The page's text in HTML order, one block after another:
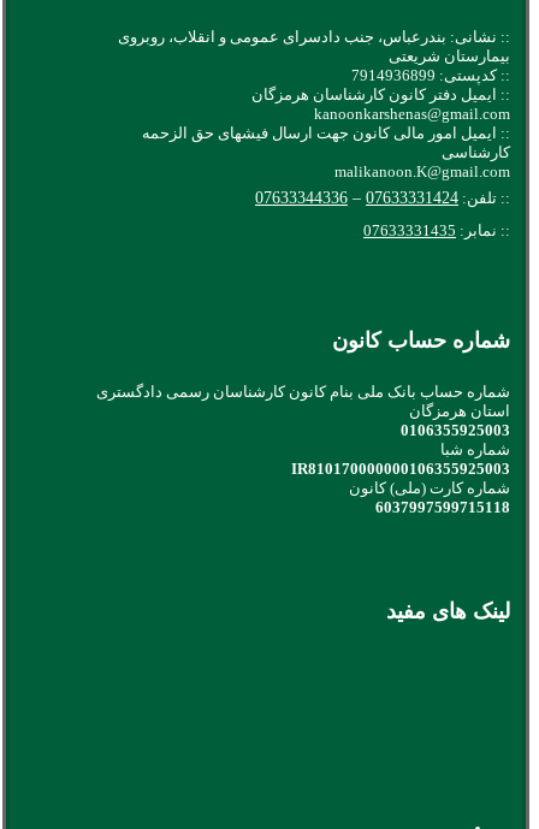
:: نشانی: بندرعباس، جنب دادسرای عمومی و انقلاب، روبروی
بیمارستان شریعتی
:: کدپستی: 7914936899
:: ایمیل دفتر کانون کارشناسان هرمزگان
kanoonkarshenas@gmail.com
:: ایمیل امور مالی کانون جهت ارسال فیشهای حق الزحمه
کارشناسی
malikanoon.K@gmail.com
:: تلفن: 07633331424
–
07633344336
:: نمابر: 07633331435
شماره حساب کانون
شماره حساب بانک ملی بنام کانون کارشناسان رسمی دادگستری
استان هرمزگان
0106355925003
شماره شبا
IR810170000000106355925003
شماره کارت (ملی) کانون
6037997599715118
لینک های مفید